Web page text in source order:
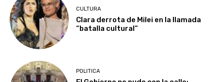
CULTURA
Clara derrota de Milei en la llamada
“batalla cultural”
POLITICA